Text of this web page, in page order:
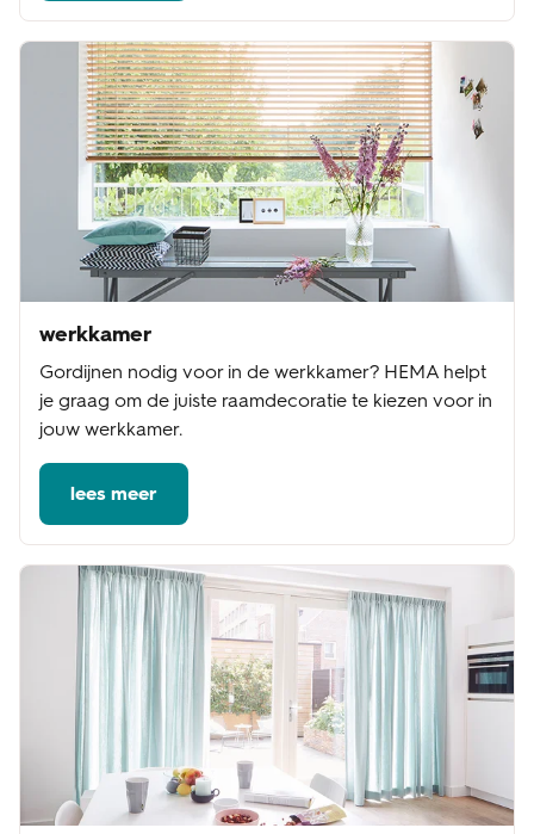
werkkamer
Gordijnen nodig voor in de werkkamer? HEMA helpt
je graag om de juiste raamdecoratie te kiezen voor in
jouw werkkamer.
lees meer